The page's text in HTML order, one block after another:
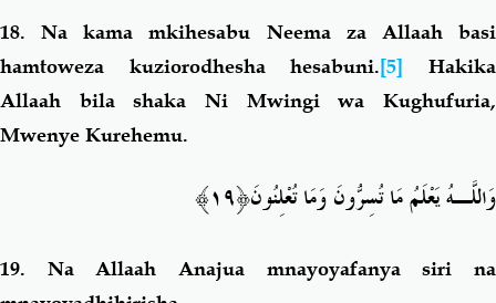
18. Na kama mkihesabu Neema za Allaah basi
hamtoweza kuziorodhesha hesabuni.[5] Hakika
Allaah bila shaka Ni Mwingi wa Kughufuria,
Mwenye Kurehemu.
وَاللَّـهُ يَعْلَمُ مَا تُسِرُّونَ وَمَا تُعْلِنُونَ﴿١٩﴾
19. Na Allaah Anajua mnayoyafanya siri na